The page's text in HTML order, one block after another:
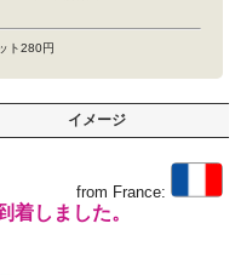
ト280円
イメージ
from France:
着しました。